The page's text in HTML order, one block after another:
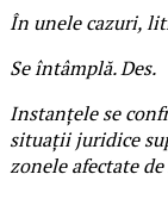
În unele cazuri,
Se întâmplă. Des.
Instanțele se
situații juridice
zonele afectate